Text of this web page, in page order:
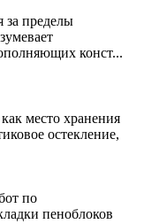
за пределы
конст...
место хранения
остекление,
по
пеноблоков